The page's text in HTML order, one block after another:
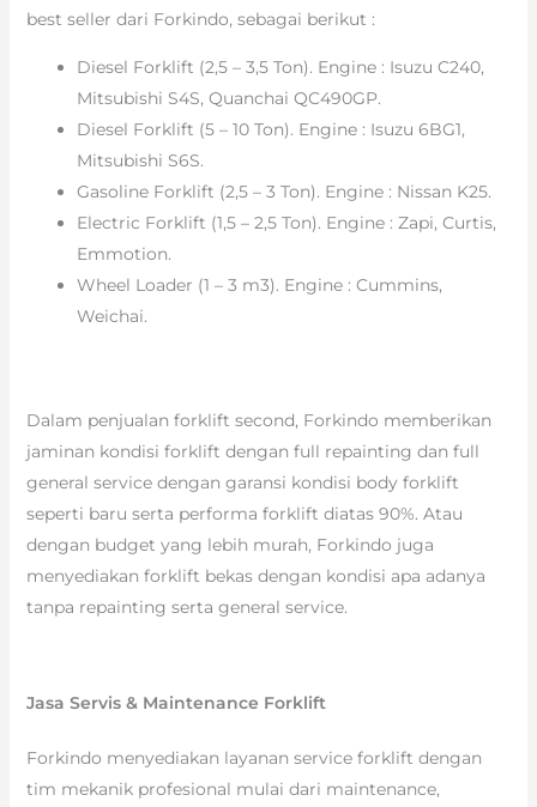
best seller dari Forkindo, sebagai berikut :
Diesel Forklift (2,5 – 3,5 Ton). Engine : Isuzu C240,
Mitsubishi S4S, Quanchai QC490GP.
Diesel Forklift (5 – 10 Ton). Engine : Isuzu 6BG1,
Mitsubishi S6S.
Gasoline Forklift (2,5 – 3 Ton). Engine : Nissan K25.
Electric Forklift (1,5 – 2,5 Ton). Engine : Zapi, Curtis,
Emmotion.
Wheel Loader (1 – 3 m3). Engine : Cummins,
Weichai.
Dalam penjualan forklift second, Forkindo memberikan
jaminan kondisi forklift dengan full repainting dan full
general service dengan garansi kondisi body forklift
seperti baru serta performa forklift diatas 90%. Atau
dengan budget yang lebih murah, Forkindo juga
menyediakan forklift bekas dengan kondisi apa adanya
tanpa repainting serta general service.
Jasa Servis & Maintenance Forklift
Forkindo menyediakan layanan service forklift dengan
tim mekanik profesional mulai dari maintenance,